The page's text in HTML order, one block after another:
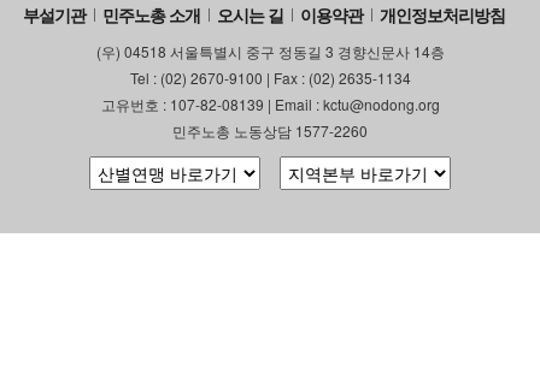
부설기관 민주노총 소개 오시는 길 이용약관 개인정보처리방침
(우) 04518 서울특별시 중구 정동길 3 경향신문사 14층
Tel : (02) 2670-9100 | Fax : (02) 2635-1134
고유번호 : 107-82-08139 | Email : kctu@nodong.org
민주노총 노동상담 1577-2260